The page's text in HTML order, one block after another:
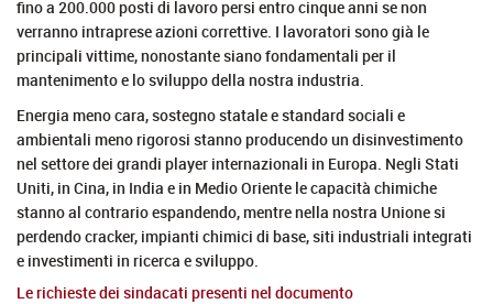
fino a 200.000 posti di lavoro persi entro cinque anni se non
verranno intraprese azioni correttive. I lavoratori sono già le
principali vittime, nonostante siano fondamentali per il
mantenimento e lo sviluppo della nostra industria.
Energia meno cara, sostegno statale e standard sociali e
ambientali meno rigorosi stanno producendo un disinvestimento
nel settore dei grandi player internazionali in Europa. Negli Stati
Uniti, in Cina, in India e in Medio Oriente le capacità chimiche
stanno al contrario espandendo, mentre nella nostra Unione si
perdendo cracker, impianti chimici di base, siti industriali integrati
e investimenti in ricerca e sviluppo.
Le richieste dei sindacati presenti nel documento